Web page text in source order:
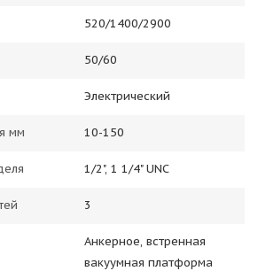
520/1400/2900
50/60
Электрический
мм 10-150
1/2", 1 1/4" UNC
3
Анкерное, встренная
вакуумная платформа